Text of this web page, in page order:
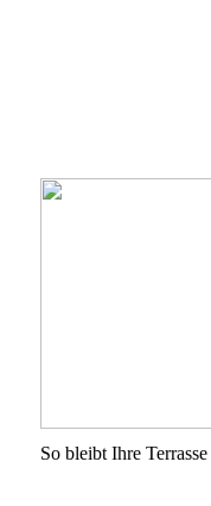
So bleibt Ihre Terrasse